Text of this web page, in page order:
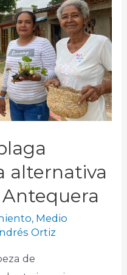
alternativa
, Medio
Ortiz
de